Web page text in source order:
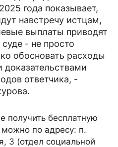
года показывает,
навстречу истцам,
выплаты приводят
- не просто
обосновать расходы
доказательствами
ответчика, -
получить бесплатную
по адресу: п.
3 (отдел социальной